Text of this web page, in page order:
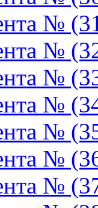
№
№
№
№
№
№
№